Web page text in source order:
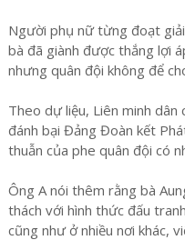
Người phụ nữ từng đoạt
bà đã giành được thắng lợi
nhưng quân đội không để
Theo dự liệu, Liên minh dân
đánh bại Đảng Đoàn kết
thuẫn của phe quân đội có
Ông A nói thêm rằng bà
thách với hình thức đấu
cũng như ở nhiều nơi khác,